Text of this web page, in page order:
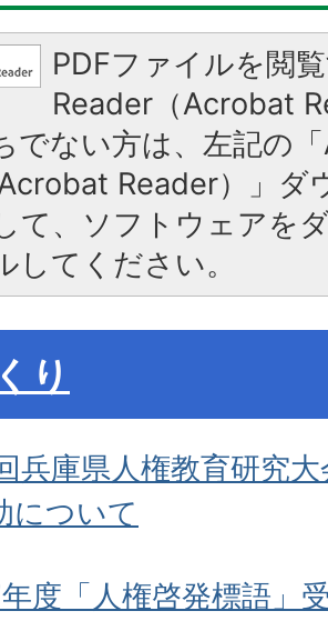
PDFファイルを閲
Reader（Acrobat
でない方は、左記の
Reader）」ダ
て、ソフトウェアを
してください。
り
兵庫県人権教育研究
について
度「人権啓発標語」